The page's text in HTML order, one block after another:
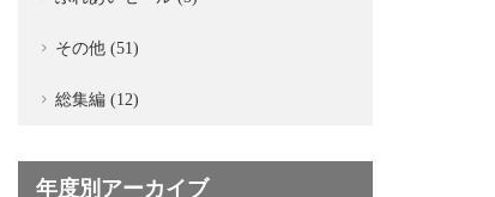
その他 (51)
総集編 (12)
年度別アーカイブ